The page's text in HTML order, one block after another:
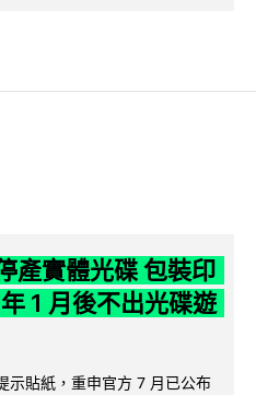
產實體光碟 包裝印
1 月後不出光碟遊
示貼紙，重申官方 7 月已公布